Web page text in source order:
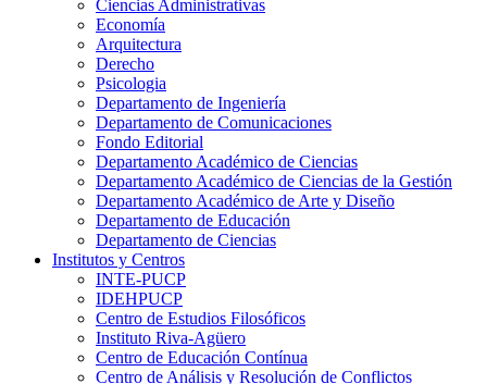
Ciencias Administrativas
Economía
Arquitectura
Derecho
Psicologia
Departamento de Ingeniería
Departamento de Comunicaciones
Fondo Editorial
Departamento Académico de Ciencias
Departamento Académico de Ciencias de la Gestión
Departamento Académico de Arte y Diseño
Departamento de Educación
Departamento de Ciencias
Institutos y Centros
INTE-PUCP
IDEHPUCP
Centro de Estudios Filosóficos
Instituto Riva-Agüero
Centro de Educación Contínua
Centro de Análisis y Resolución de Conflictos